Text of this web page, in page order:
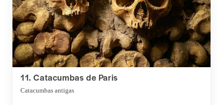
11. Catacumbas de Paris
Catacumbas antigas